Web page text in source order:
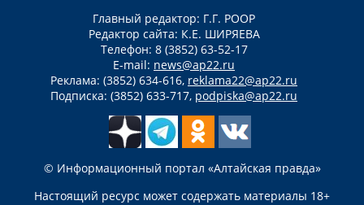
Главный редактор: Г.Г. РООР
Редактор сайта: К.Е. ШИРЯЕВА
Телефон: 8 (3852) 63-52-17
E-mail: news@ap22.ru
Реклама: (3852) 634-616, reklama22@ap22.ru
Подписка: (3852) 633-717, podpiska@ap22.ru
© Информационный портал «Алтайская правда»
Настоящий ресурс может содержать материалы 18+